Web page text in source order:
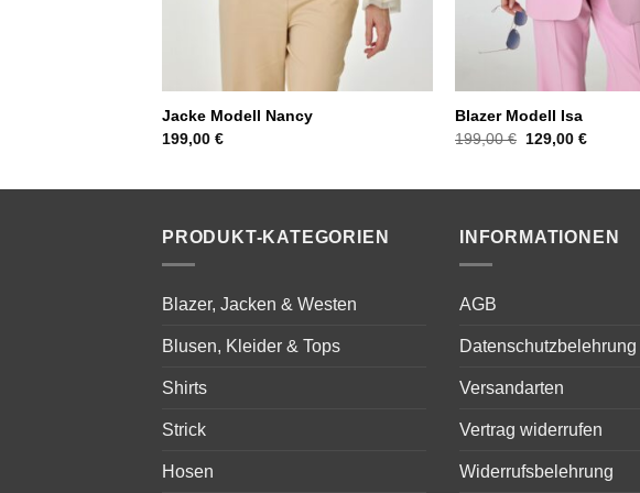
Jacke Modell Nancy
199,00 €
Blazer Modell Isa
199,00€ Ursprünglicher
Preis
129,00€Aktueller
PRODUKT-KATEGORIEN
Blazer, Jacken & Westen
Blusen, Kleider & Tops
Shirts
Strick
Hosen
INFORMATIONEN
AGB
Datenschutzbelehrung
Versandarten
Vertrag widerrufen
Widerrufsbelehrung